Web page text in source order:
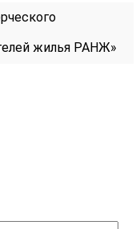
жилья РАНЖ»